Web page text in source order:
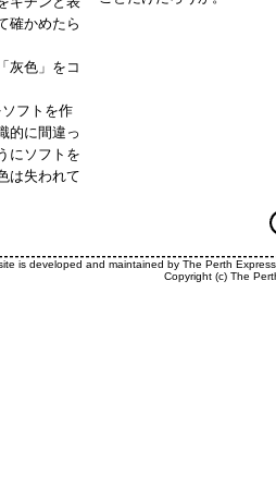
確かめたら
灰色」をコ
フトを作
的に間違っ
にソフトを
は失われて
is developed and maintained by The Perth
Copyright (c) The